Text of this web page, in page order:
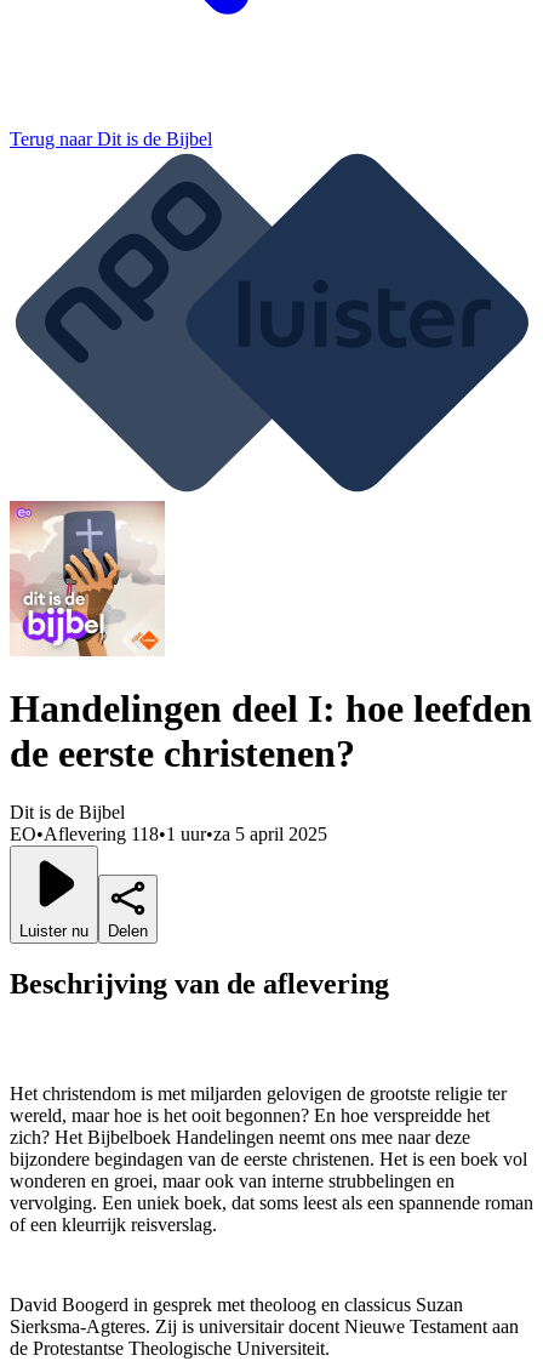
Terug naarDit is de Bijbel
Handelingen deel I: hoe leefden
de eerste christenen?
Dit is de Bijbel
EO•Aflevering 118•1 uur•za 5 april 2025
Luister nu Delen
Beschrijving van de aflevering
Het christendom is met miljarden gelovigen de grootste religie ter
wereld, maar hoe is het ooit begonnen? En hoe verspreidde het
zich? Het Bijbelboek Handelingen neemt ons mee naar deze
bijzondere begindagen van de eerste christenen. Het is een boek vol
wonderen en groei, maar ook van interne strubbelingen en
vervolging. Een uniek boek, dat soms leest als een spannende roman
of een kleurrijk reisverslag.
David Boogerd in gesprek met theoloog en classicus Suzan
Sierksma-Agteres. Zij is universitair docent Nieuwe Testament aan
de Protestantse Theologische Universiteit.